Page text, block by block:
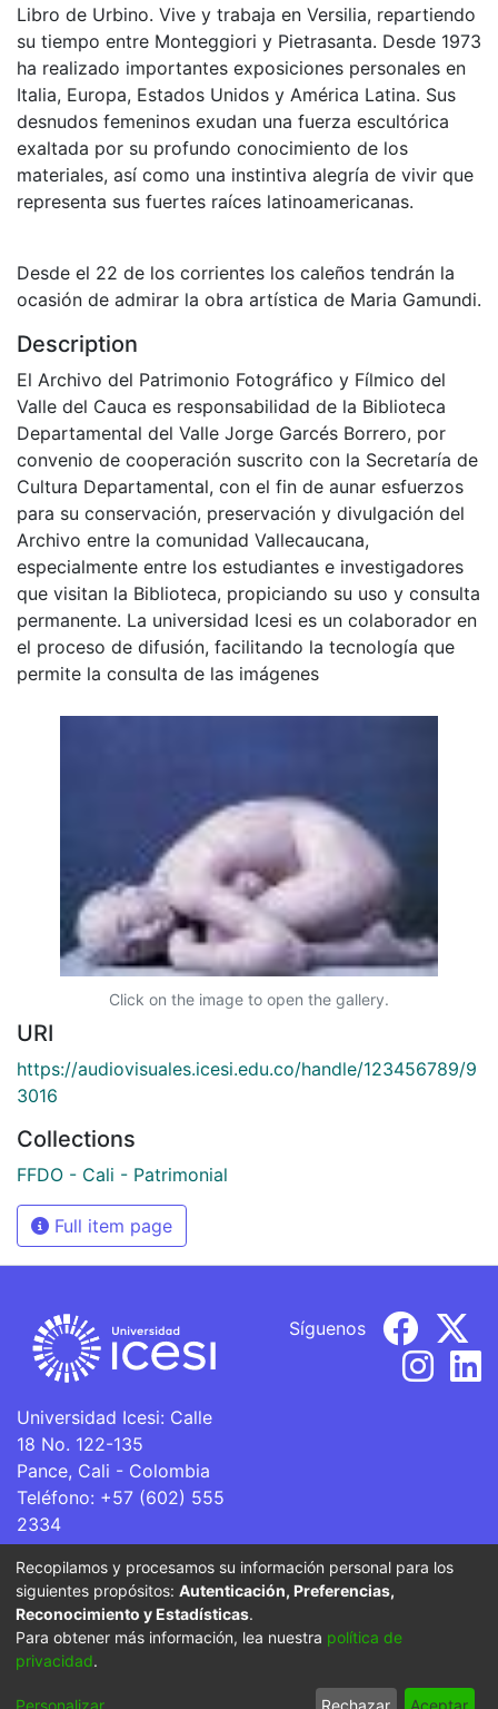
Libro de Urbino. Vive y trabaja en Versilia, repartiendo
su tiempo entre Monteggiori y Pietrasanta. Desde 1973
ha realizado importantes exposiciones personales en
Italia, Europa, Estados Unidos y América Latina. Sus
desnudos femeninos exudan una fuerza escultórica
exaltada por su profundo conocimiento de los
materiales, así como una instintiva alegría de vivir que
representa sus fuertes raíces latinoamericanas.
Desde el 22 de los corrientes los caleños tendrán la
ocasión de admirar la obra artística de Maria Gamundi.
Description
El Archivo del Patrimonio Fotográfico y Fílmico del
Valle del Cauca es responsabilidad de la Biblioteca
Departamental del Valle Jorge Garcés Borrero, por
convenio de cooperación suscrito con la Secretaría de
Cultura Departamental, con el fin de aunar esfuerzos
para su conservación, preservación y divulgación del
Archivo entre la comunidad Vallecaucana,
especialmente entre los estudiantes e investigadores
que visitan la Biblioteca, propiciando su uso y consulta
permanente. La universidad Icesi es un colaborador en
el proceso de difusión, facilitando la tecnología que
permite la consulta de las imágenes
Click on the image to open the gallery.
URI
https://audiovisuales.icesi.edu.co/handle/123456789/9
3016
Collections
FFDO - Cali - Patrimonial
Full item page
Universidad Icesi: Calle
18 No. 122-135
Pance, Cali - Colombia
Teléfono: +57 (602) 555
2334
ventanillaunica@icesi.edu.co
Síguenos
La Universidad Icesi es una Institución de Educación
Superior que se encuentra sujeta a inspección y vigilancia
por parte del Ministerio de Educación Nacional.
Cookie End User Send
Recopilamos y procesamos su información personal para los
siguientes propósitos: Autenticación, Preferencias,
Reconocimiento y Estadísticas.
Para obtener más información, lea nuestra política de
privacidad.